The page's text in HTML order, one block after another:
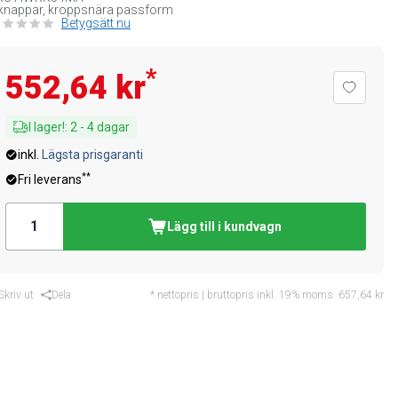
kroppsnära passform
Betygsätt nu
552,64 kr*
I lager!: 2 - 4dagar
inkl.
Lägsta prisgaranti
Fri leverans**
Lägg till i kundvagn
ut Dela * nettopris | bruttopris inkl. 19% moms: 657,64 kr